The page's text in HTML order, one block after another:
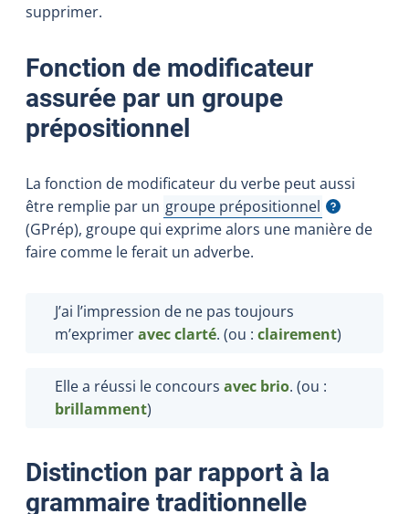
supprimer.
Fonction de modificateur
assurée par un groupe
prépositionnel
La fonction de modificateur du verbe peut aussi
être remplie par un groupe prépositionnel
Afficher l'infobulle
(GPrép), groupe qui exprime alors une manière de
faire comme le ferait un adverbe.
J’ai l’impression de ne pas toujours
m’exprimeravec clarté. (ou : clairement)
Elle a réussi le concours avec brio. (ou :
brillamment)
Distinction par rapport à la
grammaire traditionnelle